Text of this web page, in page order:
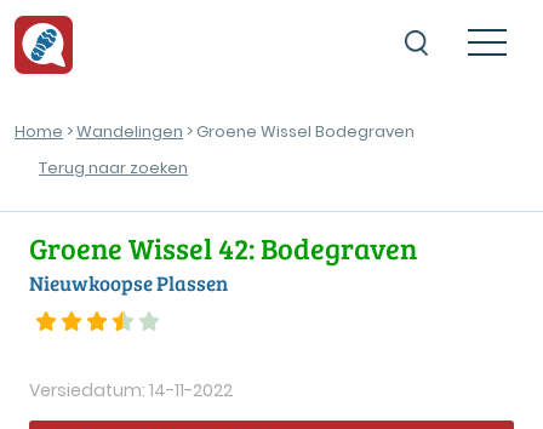
Home >Wandelingen > Groene Wissel Bodegraven
Terug naar zoeken
Groene Wissel 42: Bodegraven
Nieuwkoopse Plassen
Versiedatum: 14-11-2022